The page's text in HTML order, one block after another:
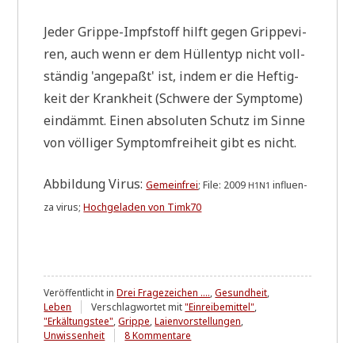
Jeder Grip­pe-Impf­stoff hilft gegen Grip­pe­vi­
ren, auch wenn er dem Hüllen­typ nicht voll­
stän­dig 'ange­paßt' ist, indem er die Hef­tig­
keit der Krank­heit (Schwe­re der Sym­pto­me)
ein­dämmt. Einen abso­lu­ten Schutz im Sin­ne
von völ­li­ger Sym­ptom­frei­heit gibt es nicht.
Abbil­dung Virus:Gemein­frei;File: 2009 H1N1 influ­en­
za virus;Hoch­ge­la­den von Timk70
Veröffentlicht inDrei Fragezeichen ....,Gesundheit,
Leben
Verschlagwortet mit"Einreibemittel",
"Erkältungstee",Grippe,Laienvorstellungen,
Unwissenheit
8 Kommentare